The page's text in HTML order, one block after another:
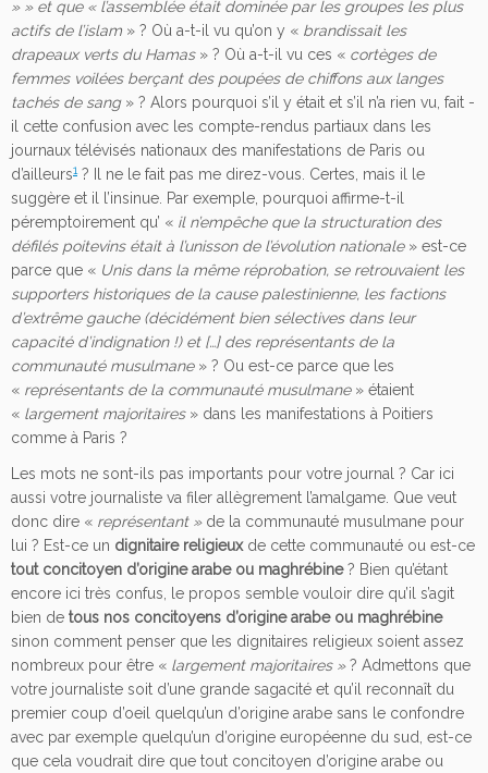
» » et que « l’assemblée était dominée par les groupes les plus
actifs de l’islam » ? Où a-t-il vu qu’on y « brandissait les
drapeaux verts du Hamas» ? Où a-t-il vu ces « cortèges de
femmes voilées berçant des poupées de chiffons aux langes
tachés de sang» ? Alors pourquoi s’il y était et s’il n’a rien vu, fait -
il cette confusion avec les compte-rendus partiaux dans les
journaux télévisés nationaux des manifestations de Paris ou
d’ailleurs1? Il ne le fait pas me direz-vous. Certes, mais il le
suggère et il l’insinue. Par exemple, pourquoi affirme-t-il
péremptoirement qu’ « il n’empêche que la structuration des
défilés poitevins était à l’unisson de l’évolution nationale» est-ce
parce que « Unis dans la même réprobation, se retrouvaient les
supporters historiques de la cause palestinienne, les factions
d’extrême gauche (décidément bien sélectives dans leur
capacité d’indignation !) et […] des représentants de la
communauté musulmane» ? Ou est-ce parce que les
« représentants de la communauté musulmane» étaient
« largement majoritaires» dans les manifestations à Poitiers
comme à Paris ?
Les mots ne sont-ils pas importants pour votre journal ? Car ici
aussi votre journaliste va filer allègrement l’amalgame. Que veut
donc dire « représentant »de la communauté musulmane pour
lui ? Est-ce un dignitaire religieuxde cette communauté ou est-ce
tout concitoyen d’origine arabe ou maghrébine? Bien qu’étant
encore ici très confus, le propos semble vouloir dire qu’il s’agit
bien de tous nos concitoyens d’origine arabe ou maghrébine
sinon comment penser que les dignitaires religieux soient assez
nombreux pour être « largement majoritaires »? Admettons que
votre journaliste soit d’une grande sagacité et qu’il reconnaît du
premier coup d’oeil quelqu’un d’origine arabe sans le confondre
avec par exemple quelqu’un d’origine européenne du sud, est-ce
que cela voudrait dire que tout concitoyen d’origine arabe ou